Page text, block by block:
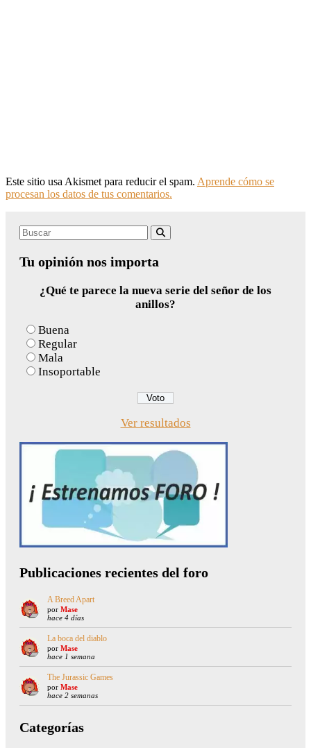
Este sitio usa Akismet para reducir el spam. Aprende cómo se
procesan los datos de tus comentarios.
Search
Tu opinión nos importa
¿Qué te parece la nueva serie del señor de los
anillos?
Buena
Regular
Mala
Insoportable
Ver resultados
Publicaciones recientes del foro
A Breed Apart
por Mase
hace 4 días
La boca del diablo
por Mase
hace 1 semana
The Jurassic Games
por Mase
hace 2 semanas
Categorías